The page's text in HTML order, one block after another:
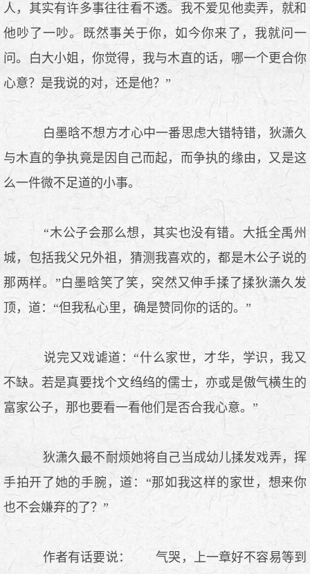
人，其实有许多事往往看不透。我不爱见他卖弄，就和
他吵了一吵。既然事关于你，如今你来了，我就问一
问。白大小姐，你觉得，我与木直的话，哪一个更合你
心意？是我说的对，还是他？”
白墨晗不想方才心中一番思虑大错特错，狄潇久
与木直的争执竟是因自己而起，而争执的缘由，又是这
么一件微不足道的小事。
“木公子会那么想，其实也没有错。大抵全禹州
城，包括我父兄外祖，猜测我喜欢的，都是木公子说的
那两样。”白墨晗笑了笑，突然又伸手揉了揉狄潇久发
顶，道：“但我私心里，确是赞同你的话的。”
说完又戏谑道：“什么家世，才华，学识，我又
不缺。若是真要找个文绉绉的儒士，亦或是傲气横生的
富家公子，那也要看一看他们是否合我心意。”
狄潇久最不耐烦她将自己当成幼儿揉发戏弄，挥
手拍开了她的手腕，道：“那如我这样的家世，想来你
也不会嫌弃的了？”
作者有话要说： 气哭，上一章好不容易等到